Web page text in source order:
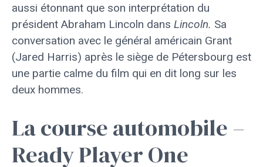
aussi étonnant que son interprétation du
président Abraham Lincoln dans Lincoln. Sa
conversation avec le général américain Grant
(Jared Harris) après le siège de Pétersbourg est
une partie calme du film qui en dit long sur les
deux hommes.
La course automobile –
Ready Player One